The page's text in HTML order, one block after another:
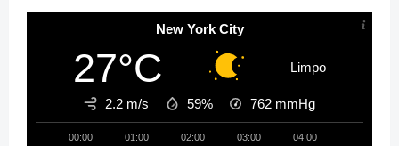
New York City
27°C Limpo
2.2 m/s 59% 762 mmHg
00:00 01:00 02:00 03:00 04:00